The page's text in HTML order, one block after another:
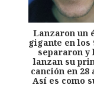
Lanzaron un
gigante en los
separaron y
lanzan su
canción en 28
Así es como